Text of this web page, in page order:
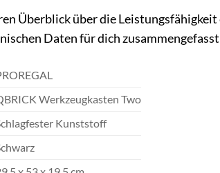
Überblick über die
Daten für dich
Werkzeugkasten Two
Kunststoff